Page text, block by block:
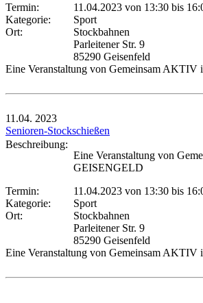
Termin:
11.04.2023 von 13:30 bis
Kategorie:
Sport
Ort:
Stockbahnen
Parleitener Str. 9
85290 Geisenfeld
Eine Veranstaltung von Gemeinsam
11.04. 2023
Senioren-Stockschießen
Beschreibung:
Eine Veranstaltung von
GEISENGELD
Termin:
11.04.2023 von 13:30 bis
Kategorie:
Sport
Ort:
Stockbahnen
Parleitener Str. 9
85290 Geisenfeld
Eine Veranstaltung von Gemeinsam